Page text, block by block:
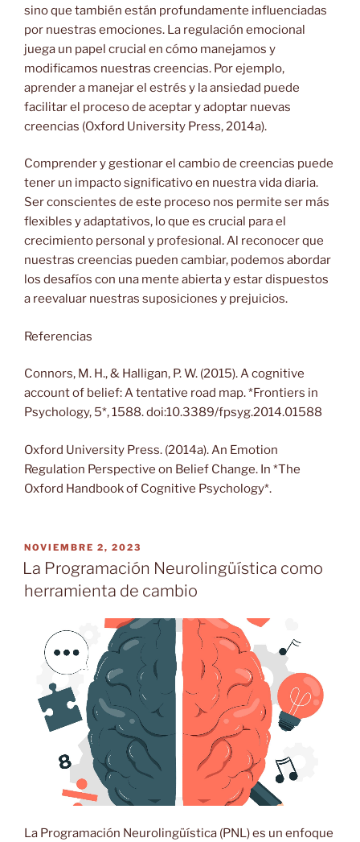
sino que también están profundamente influenciadas
por nuestras emociones. La regulación emocional
juega un papel crucial en cómo manejamos y
modificamos nuestras creencias. Por ejemplo,
aprender a manejar el estrés y la ansiedad puede
facilitar el proceso de aceptar y adoptar nuevas
creencias (Oxford University Press, 2014a).
Comprender y gestionar el cambio de creencias puede
tener un impacto significativo en nuestra vida diaria.
Ser conscientes de este proceso nos permite ser más
flexibles y adaptativos, lo que es crucial para el
crecimiento personal y profesional. Al reconocer que
nuestras creencias pueden cambiar, podemos abordar
los desafíos con una mente abierta y estar dispuestos
a reevaluar nuestras suposiciones y prejuicios.
Referencias
Connors, M. H., & Halligan, P. W. (2015). A cognitive
account of belief: A tentative road map. *Frontiers in
Psychology, 5*, 1588. doi:10.3389/fpsyg.2014.01588
Oxford University Press. (2014a). An Emotion
Regulation Perspective on Belief Change. In *The
Oxford Handbook of Cognitive Psychology*.
PUBLICADO
EL
NOVIEMBRE 2, 2023
La Programación Neurolingüística como
herramienta de cambio
La Programación Neurolingüística (PNL) es un enfoque